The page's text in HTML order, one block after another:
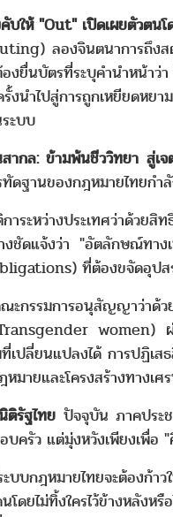
ให้ "Out" เปิดเผยตัวตน
ลองจินตนาการถึงส
งยื่นบัตรที่ระบุคำนำหน้า
นำไปสู่การถูกเหยียดหย
ะบบ
ล: ข้ามพ้นชีววิทยา สู่เจ
ดฐานของกฎหมายไทยก
าระหว่างประเทศว่าด้วย
งชัดแจ้งว่า "อัตลักษณ์ท
ที่ต้องขจัดอุป
กรรมการอนุสัญญาว่าด้ว
women)
ที่เปลี่ยนแปลงได้ การปฏิ
มายและโครงสร้างทางเ
รัฐไทย ปัจจุบัน ภาคประ
บครัว แต่มุ่งหวังเพียงเพื่
ะบบกฎหมายไทยจะต้องก้
โดยไม่ทิ้งใครไว้ข้างหลัง